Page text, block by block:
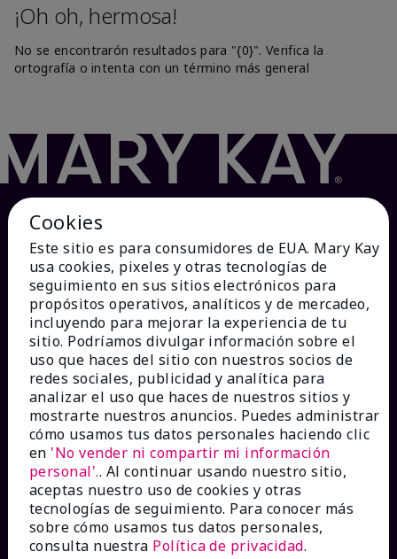
¡Oh oh, hermosa!
No se encontrarón resultados para "{0}". Verifica la
ortografía o intenta con un término más general
¿CÓMO PODEMOS AYUDAR?
Recibe e-mails
Ver estado del pedido
Contáctanos
Catálogos interactivos
Cookies
Este sitio es para consumidores de EUA. Mary Kay
usa cookies, pixeles y otras tecnologías de
seguimiento en sus sitios electrónicos para
propósitos operativos, analíticos y de mercadeo,
incluyendo para mejorar la experiencia de tu
sitio. Podríamos divulgar información sobre el
uso que haces del sitio con nuestros socios de
redes sociales, publicidad y analítica para
analizar el uso que haces de nuestros sitios y
mostrarte nuestros anuncios. Puedes administrar
cómo usamos tus datos personales haciendo clic
en 'No vender ni compartir mi información
personal'.. Al continuar usando nuestro sitio,
aceptas nuestro uso de cookies y otras
tecnologías de seguimiento. Para conocer más
sobre cómo usamos tus datos personales,
consulta nuestra Política de privacidad.